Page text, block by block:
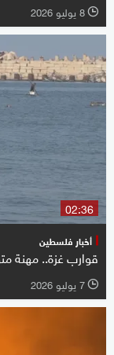
l 8 يوليو 2026
02:36
أخبار فلسطين
قوارب غزة.. مهنة
l 7 يوليو 2026